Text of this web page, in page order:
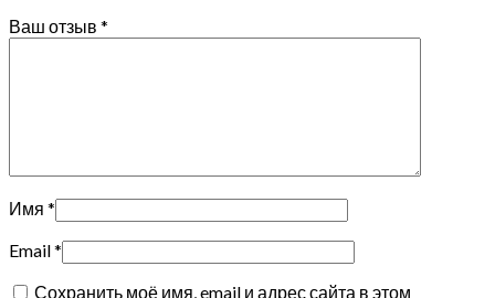
Ваш отзыв *
Имя *
Email*
Сохранить моё имя, email и адрес сайта в этом